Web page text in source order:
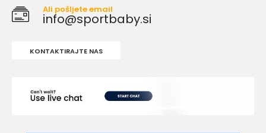
Ali pošljete email
info@sportbaby.si
KONTAKTIRAJTE NAS